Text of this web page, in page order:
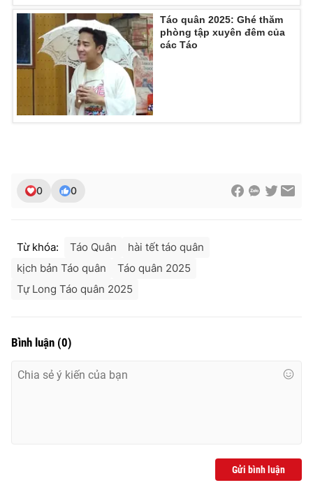
Táo quân 2025: Ghé thăm
phòng tập xuyên đêm của
các Táo
0 0
Từ khóa: Táo Quân
hài tết táo quân
kịch bản Táo quân
Táo quân 2025
Tự Long Táo quân 2025
Bình luận (0)
Gửi bình luận